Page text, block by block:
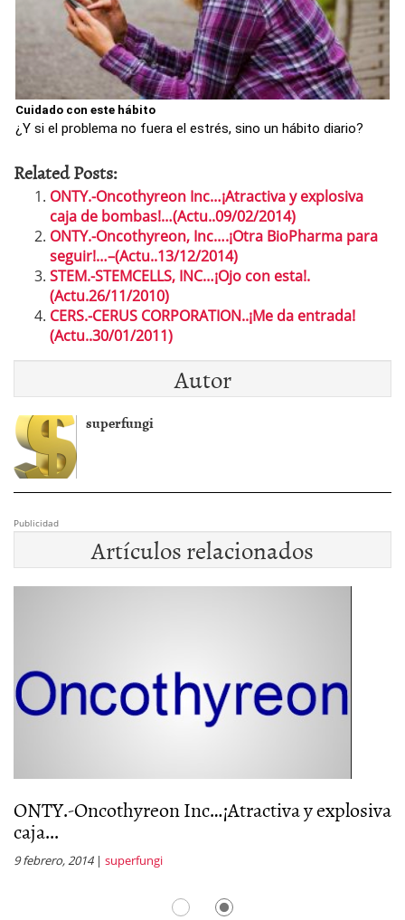
Cuidado con este hábito
¿Y si el problema no fuera el estrés, sino un hábito diario?
Related Posts:
ONTY.-Oncothyreon Inc…¡Atractiva y explosiva
caja de bombas!…(Actu..09/02/2014)
ONTY.-Oncothyreon, Inc….¡Otra BioPharma para
seguir!…–(Actu..13/12/2014)
STEM.-STEMCELLS, INC…¡Ojo con esta!.
(Actu.26/11/2010)
CERS.-CERUS CORPORATION..¡Me da entrada!
(Actu..30/01/2011)
Autor
superfungi
Publicidad
Artículos relacionados
ONTY.-Oncothyreon Inc…¡Atractiva y explosiva
caja...
9 febrero, 2014| superfungi